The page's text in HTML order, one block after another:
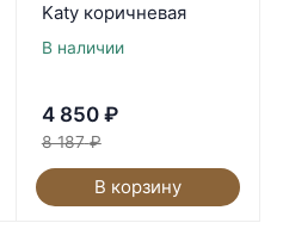
Katy коричневая
В наличии
4 850 ₽
8 187 ₽
В корзину